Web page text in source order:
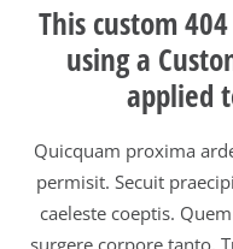
This custom
using a
applied
Quicquam proxima
permisit. Secuit
caeleste coeptis.